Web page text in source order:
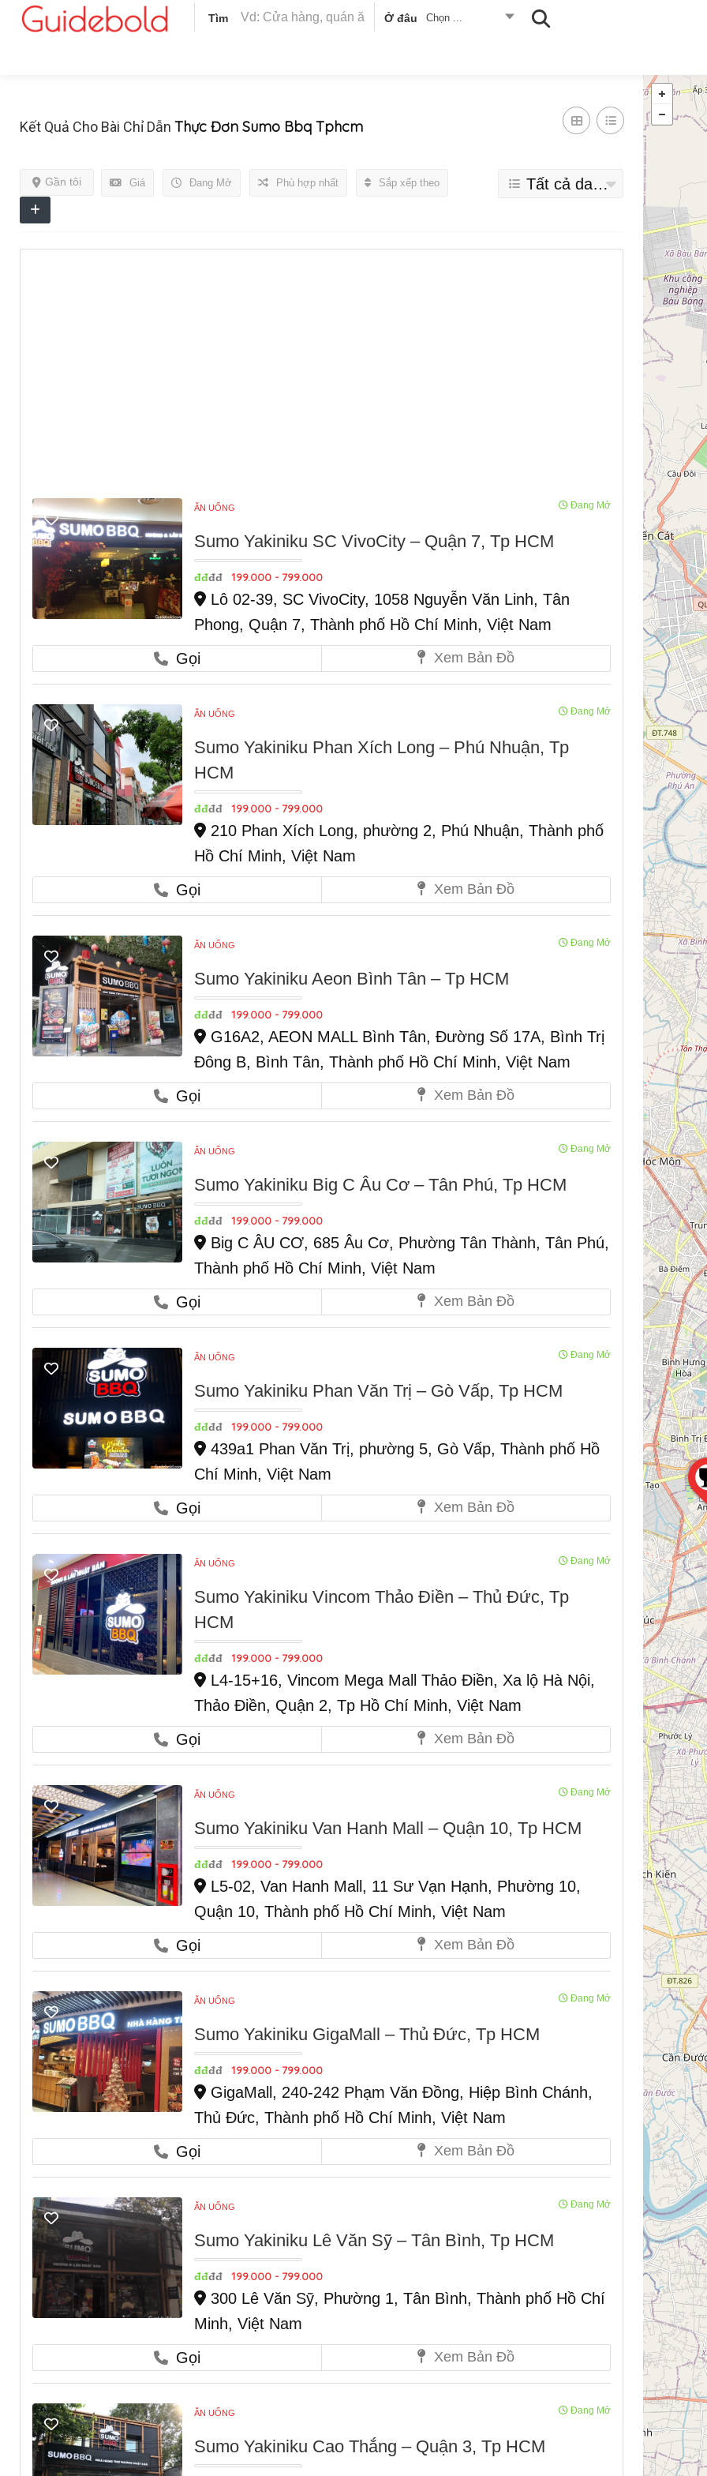
Tìm Ở đâu Chọn ...
Kết Quả Cho Bài Chỉ Dẫn Thực Đơn Sumo Bbq Tphcm
Giá Đang Mở
Gần tôi Phù hợp nhất Sắp xếp theo Tất cả danh mục
ĂN UỐNG Đang Mở
Sumo Yakiniku SC VivoCity – Quận 7, Tp HCM
đđđđ 199.000 - 799.000
Lô 02-39, SC VivoCity, 1058 Nguyễn Văn Linh, Tân
Phong, Quận 7, Thành phố Hồ Chí Minh, Việt Nam
Gọi
Xem Bản Đồ
ĂN UỐNG Đang Mở
Sumo Yakiniku Phan Xích Long – Phú Nhuận, Tp
HCM
đđđđ 199.000 - 799.000
210 Phan Xích Long, phường 2, Phú Nhuận, Thành phố
Hồ Chí Minh, Việt Nam
Gọi
Xem Bản Đồ
ĂN UỐNG Đang Mở
Sumo Yakiniku Aeon Bình Tân – Tp HCM
đđđđ 199.000 - 799.000
G16A2, AEON MALL Bình Tân, Đường Số 17A, Bình Trị
Đông B, Bình Tân, Thành phố Hồ Chí Minh, Việt Nam
Gọi
Xem Bản Đồ
ĂN UỐNG Đang Mở
Sumo Yakiniku Big C Âu Cơ – Tân Phú, Tp HCM
đđđđ 199.000 - 799.000
Big C ÂU CƠ, 685 Âu Cơ, Phường Tân Thành, Tân Phú,
Thành phố Hồ Chí Minh, Việt Nam
Gọi
Xem Bản Đồ
ĂN UỐNG Đang Mở
Sumo Yakiniku Phan Văn Trị – Gò Vấp, Tp HCM
đđđđ 199.000 - 799.000
439a1 Phan Văn Trị, phường 5, Gò Vấp, Thành phố Hồ
Chí Minh, Việt Nam
Gọi
Xem Bản Đồ
ĂN UỐNG Đang Mở
Sumo Yakiniku Vincom Thảo Điền – Thủ Đức, Tp
HCM
đđđđ 199.000 - 799.000
L4-15+16, Vincom Mega Mall Thảo Điền, Xa lộ Hà Nội,
Thảo Điền, Quận 2, Tp Hồ Chí Minh, Việt Nam
Gọi
Xem Bản Đồ
ĂN UỐNG Đang Mở
Sumo Yakiniku Van Hanh Mall – Quận 10, Tp HCM
đđđđ 199.000 - 799.000
L5-02, Van Hanh Mall, 11 Sư Vạn Hạnh, Phường 10,
Quận 10, Thành phố Hồ Chí Minh, Việt Nam
Gọi
Xem Bản Đồ
ĂN UỐNG Đang Mở
Sumo Yakiniku GigaMall – Thủ Đức, Tp HCM
đđđđ 199.000 - 799.000
GigaMall, 240-242 Phạm Văn Đồng, Hiệp Bình Chánh,
Thủ Đức, Thành phố Hồ Chí Minh, Việt Nam
Gọi
Xem Bản Đồ
ĂN UỐNG Đang Mở
Sumo Yakiniku Lê Văn Sỹ – Tân Bình, Tp HCM
đđđđ 199.000 - 799.000
300 Lê Văn Sỹ, Phường 1, Tân Bình, Thành phố Hồ Chí
Minh, Việt Nam
Gọi
Xem Bản Đồ
ĂN UỐNG Đang Mở
Sumo Yakiniku Cao Thắng – Quận 3, Tp HCM